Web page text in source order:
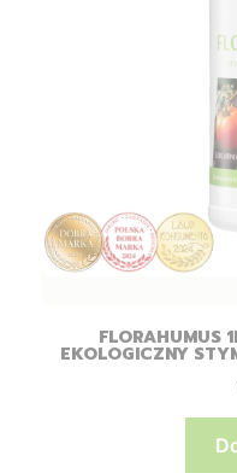
FLORAHUMUS
EKOLOGICZNY